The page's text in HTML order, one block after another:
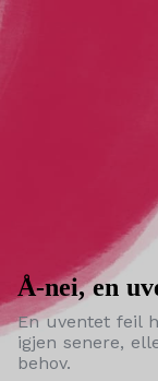
Å-nei, en
En uventet feil
igjen senere,
behov.